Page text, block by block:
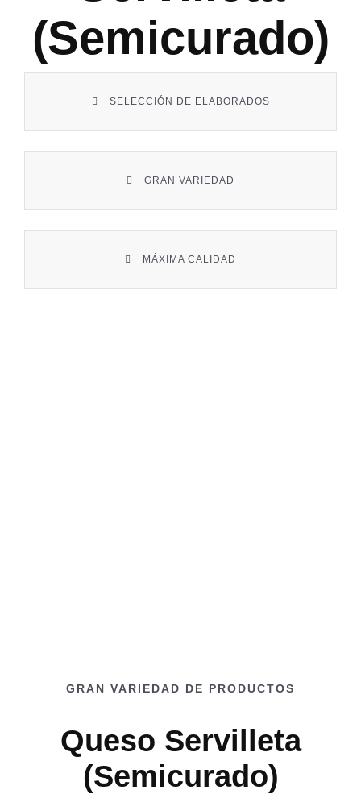
(semicurado)
SELECCIÓN DE ELABORADOS
GRAN VARIEDAD
MÁXIMA CALIDAD
GRAN VARIEDAD DE PRODUCTOS
Queso Servilleta
(semicurado)